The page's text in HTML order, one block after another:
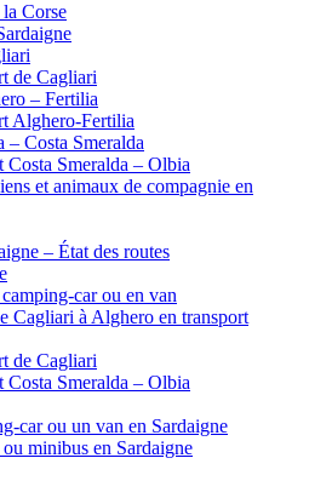
Corse
de Cagliari
– Fertilia
Alghero-Fertilia
– Costa Smeralda
Costa Smeralda – Olbia
et animaux de compagnie en
– État des routes
car ou en van
Cagliari à Alghero en transport
de Cagliari
Costa Smeralda – Olbia
car ou un van en Sardaigne
minibus en Sardaigne